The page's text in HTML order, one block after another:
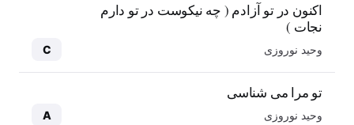
اکنون در تو آزادم ( چه نیکوست در تو دارم
نجات )
وحید نوروزی C
تو مرا می شناسی
وحید نوروزی A